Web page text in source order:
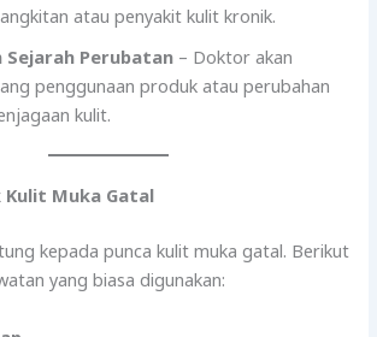
atau penyakit kulit kronik.
Sejarah Perubatan – Doktor akan
penggunaan produk atau perubahan
kulit.
Muka Gatal
kepada punca kulit muka gatal. Berikut
yang biasa digunakan: